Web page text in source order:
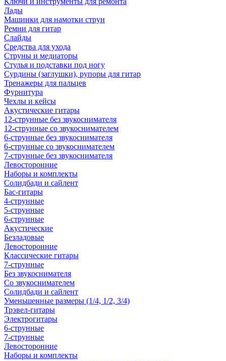
Лады
Машинки для намотки струн
Ремни для гитар
Слайды
Средства для ухода
Струны и медиаторы
Стулья и подставки под ногу
Сурдины (заглушки), рупоры для гитар
Тренажеры для пальцев
Фурнитура
Чехлы и кейсы
Акустические гитары
12-струнные без звукоснимателя
12-струнные со звукоснимателем
6-струнные без звукоснимателя
6-струнные со звукоснимателем
7-струнные без звукоснимателя
Левосторонние
Наборы и комплекты
Солидбади и сайлент
Бас-гитары
4-струнные
5-струнные
6-струнные
Акустические
Безладовые
Левосторонние
Классические гитары
7-струнные
Без звукоснимателя
Со звукоснимателем
Солидбади и сайлент
Уменьшенные размеры (1/4, 1/2, 3/4)
Трэвел-гитары
Электрогитары
6-струнные
7-струнные
Левосторонние
Наборы и комплекты